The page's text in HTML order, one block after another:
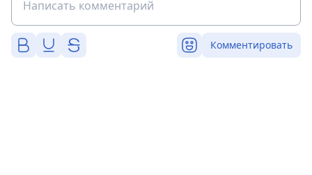
Комментировать